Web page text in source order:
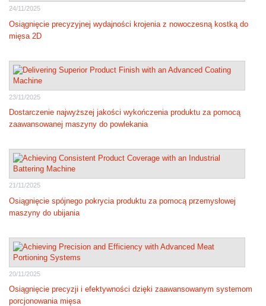
24/11/2025
Osiągnięcie precyzyjnej wydajności krojenia z nowoczesną kostką do
mięsa 2D
23/11/2025
Dostarczenie najwyższej jakości wykończenia produktu za pomocą
zaawansowanej maszyny do powlekania
21/11/2025
Osiągnięcie spójnego pokrycia produktu za pomocą przemysłowej
maszyny do ubijania
20/11/2025
Osiągnięcie precyzji i efektywności dzięki zaawansowanym systemom
porcjonowania mięsa